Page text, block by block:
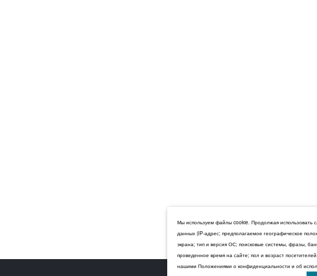
© 2026
Мы используем файлы cookie. Продолжая использовать
данных (IP-адрес; предполагаемое географическое
экрана; тип и версия ОС; поисковые системы, фразы,
проведенное время на сайте; пол и возраст
нашими Положениями о конфиденциальности и об